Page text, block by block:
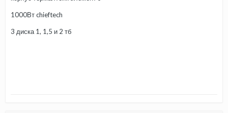
1000Вт chieftech
3 диска 1, 1,5 и 2 тб